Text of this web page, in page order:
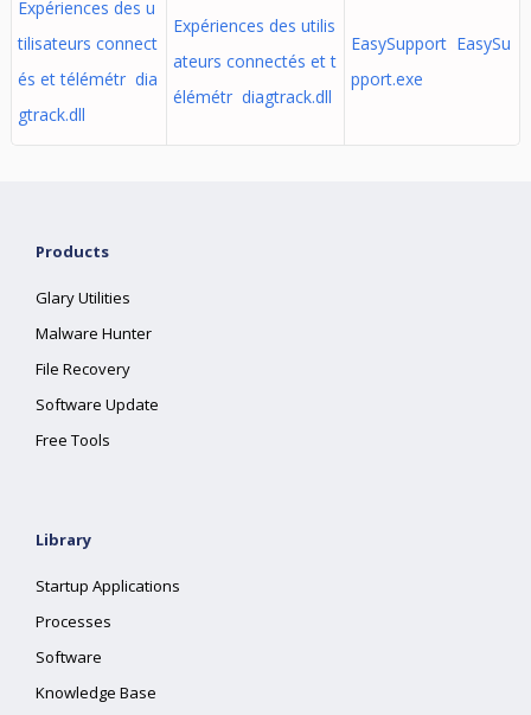
Expériences des u
tilisateurs connect
és et télémétr dia
gtrack.dll
Expériences des utilis
ateurs connectés et t
élémétr diagtrack.dll
EasySupport EasySu
pport.exe
Products
Glary Utilities
Malware Hunter
File Recovery
Software Update
Free Tools
Library
Startup Applications
Processes
Software
Knowledge Base